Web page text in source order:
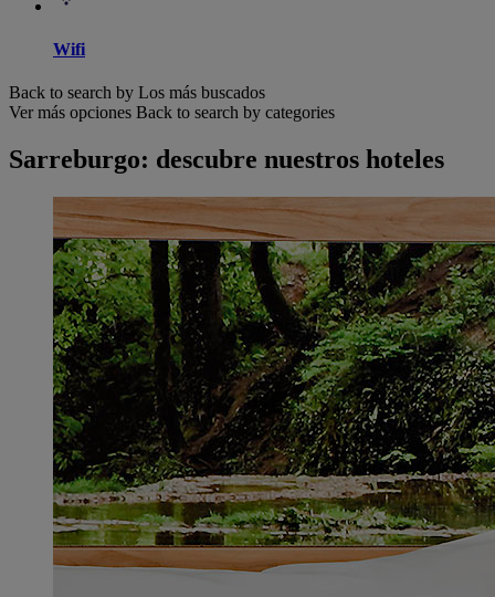
Wifi
Back to search by Los más buscados
Ver más opciones Back to search by categories
Sarreburgo: descubre nuestros hoteles